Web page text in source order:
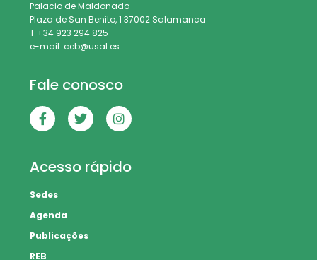
Palacio de Maldonado
Plaza de San Benito, 1 37002 Salamanca
T +34 923 294 825
e-mail: ceb@usal.es
Fale conosco
Acesso rápido
Sedes
Agenda
Publicações
REB